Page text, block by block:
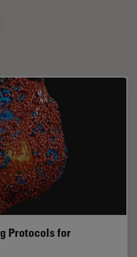
Protocols for